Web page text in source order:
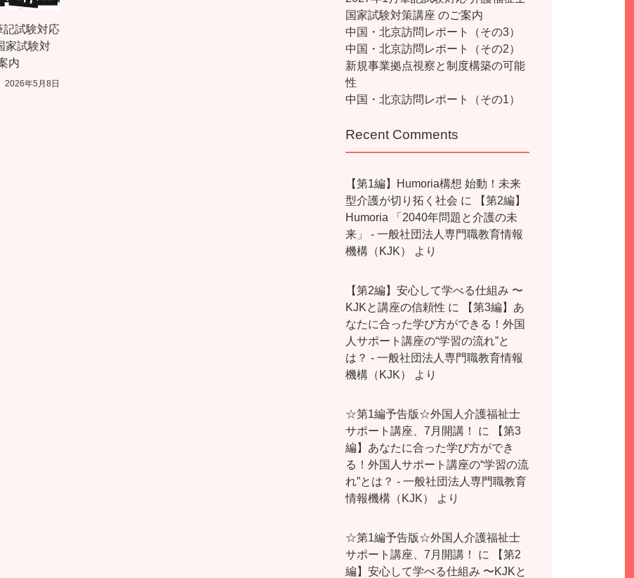
記試験対応
家試験対
内
2026年5月8日
国家試験対策講座 のご案内
中国・北京訪問レポート（その3）
中国・北京訪問レポート（その2）
新規事業拠点視察と制度構築の可能
性
中国・北京訪問レポート（その1）
Recent Comments
【第1編】Humoria構想 始動！未来
型介護が切り拓く社会 に
【第2編】
Humoria 「2040年問題と介護の未
来」 - 一般社団法人専門職教育情報
機構（KJK）
より
【第2編】安心して学べる仕組み 〜
KJKと講座の信頼性 に
【第3編】あ
なたに合った学び方ができる！外国
人サポート講座の“学習の流れ”と
は？ - 一般社団法人専門職教育情報
機構（KJK）
より
☆第1編予告版☆外国人介護福祉士
サポート講座、7月開講！
に
【第3
編】あなたに合った学び方ができ
る！外国人サポート講座の“学習の流
れ”とは？ - 一般社団法人専門職教育
情報機構（KJK）
より
☆第1編予告版☆外国人介護福祉士
サポート講座、7月開講！
に
【第2
編】安心して学べる仕組み 〜KJKと